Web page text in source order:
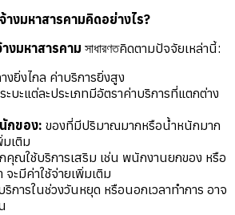
างมหาสารคามคิดอย่างไร?
งมหาสารคาม সাধারণতคิดตามปัจจัยเหล่านี้:
งยิ่งไกล ค่าบริการยิ่งสูง
ะบะแต่ละประเภทมีอัตราค่าบริการที่แตกต่าง
กของ: ของที่มีปริมาณมากหรือน้ำหนักมาก
เติม
คุณใช้บริการเสริม เช่น พนักงานยกของ หรือ
ะมีค่าใช้จ่ายเพิ่มเติม
ริการในช่วงวันหยุด หรือนอกเวลาทำการ อาจ